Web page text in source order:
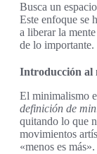
Busca un
Este enfoque se
a liberar la
de lo importante.
Introducción al
El minimalismo
definición de
quitando lo que
movimientos
«menos es más».